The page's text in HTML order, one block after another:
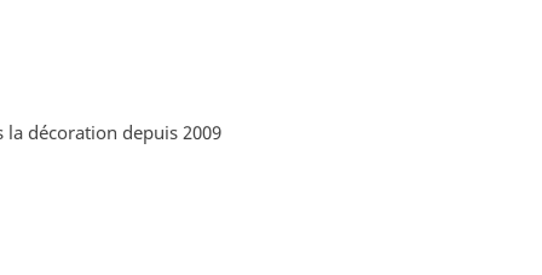
décoration depuis 2009